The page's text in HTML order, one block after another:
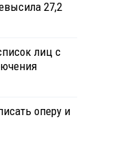
27,2
лиц с
оперу и